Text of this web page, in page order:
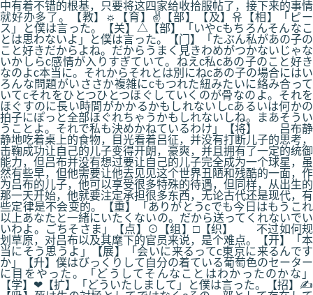
中有着不错的根基，只要将这四家给收拾服帖了，接下来的事情
就好办多了。【教】☼【育】✌【部】【及】유【相】「ピー
ス」と僕は言った。【关】△【部】「いやcもちろんそんなこ
とは思わないよ」と僕は言った。【门】「たぶん私があの子の
こと好きだからよね。だからうまく見きわめがつかないじゃな
いかしらc感情が入りすぎていて。ねえc私cあの子のこと好き
なのよc本当に。それからそれとは別にねcあの子の場合にはい
ろんな問題がいささか複雑にcもつれた紐みたいに絡み合って
いてcそれをひとつひとつほぐしていくのが骨なのよ。それを
ほぐすのに長い時間がかかるかもしれないしcあるいは何かの
拍子にぽっと全部ほぐれちゃうかもしれないしね。まあそうい
うことよ。それで私も決めかねているわけ」【将】 吕布静
静地吃着桌上的食物，目光看着吕征，并没有打断儿子的思考，
击鞠成功让自己的儿子变得开朗，豪爽，并且拥有了一定的统御
能力，但吕布并没有想过要让自己的儿子完全成为一个球星，虽
然有些早，但他需要让他去见见这个世界丑陋和残酷的一面，作
为吕布的儿子，他可以享受很多特殊的待遇，但同样，从出生的
那一天开始，他就要注定承担很多东西，无论古代还是现代，有
些定律是不会变的。【重】「ありがとうcでも今日はもうこれ
以上あなたと一緒にいたくないの。だから送ってくれないでい
いわよ。ごちそさま」【点】⊙【组】□【织】 不过如何规
划草原，对吕布以及其麾下的官员来说，是个难点。【开】「本
当にそう思うよ」【展】「会いに来るってc東京に来るんです
か」【升】僕はびっくりして自分の着ている葡萄色のセーター
に目をやった。「どうしてそんなことはわかったのかな」
【学】❤【扩】「どういたしまして」と僕は言った。【招】✍